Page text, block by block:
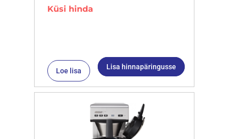
Küsi hinda
Loe lisa Lisa hinnapäringusse